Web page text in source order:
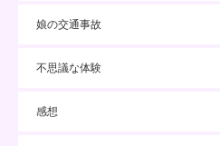
娘の交通事故
不思議な体験
感想